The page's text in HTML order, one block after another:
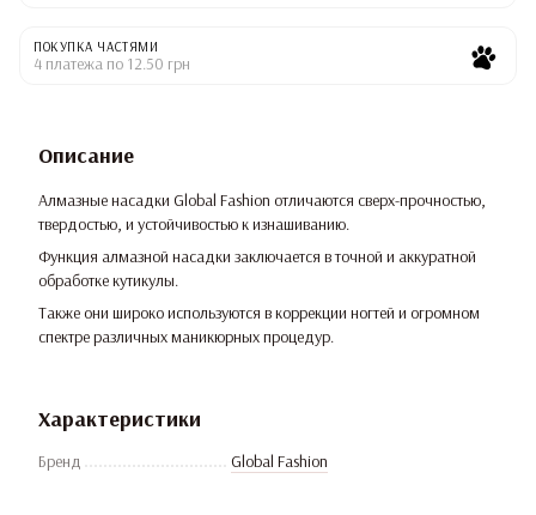
ПОКУПКА ЧАСТЯМИ
4 платежа по 12.50 грн
Описание
Алмазные насадки Global Fashion отличаются сверх-прочностью,
твердостью, и устойчивостью к изнашиванию.
Функция алмазной насадки заключается в точной и аккуратной
обработке кутикулы.
Также они широко используются в коррекции ногтей и огромном
спектре различных маникюрных процедур.
Характеристики
Бренд Global Fashion